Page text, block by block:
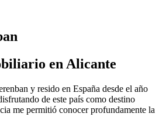
en Alicante
y resido en España desde el año
de este país como destino
me permitió conocer profundamente la